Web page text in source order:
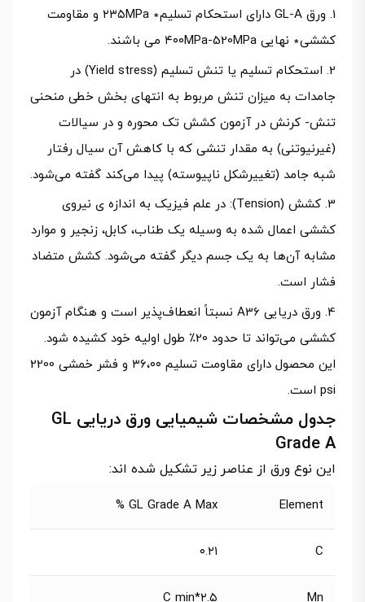
ورق GL-A دارای استحکام تسلیم∗ ۲۳۵MPa و مقاومت
کششی∗ نهایی ۴۰۰MPa-520MPa می باشند.
استحکام تسلیم یا تنش تسلیم (Yield stress) در
جامدات به میزان تنش مربوط به انتهای بخش خطی منحنی
تنش- کرنش در آزمون کشش تک ‌محوره و در سیالات
(غیرنیوتنی) به مقدار تنشی که با کاهش آن سیال رفتار
شبه جامد (تغییرشکل ناپیوسته) پیدا می‌کند گفته می‌شود.
کشش (Tension): در علم فیزیک به اندازه ی نیروی
کششی اعمال شده به وسیله یک طناب، کابل، زنجیر و موارد
مشابه آن‌ها به یک جسم دیگر گفته می‌شود. کشش متضاد
فشار است.
ورق دریایی A36 نسبتاً انعطاف‌پذیر است و هنگام آزمون
کششی می‌تواند تا حدود 20٪ طول اولیه خود کشیده شود.
این محصول دارای مقاومت تسلیم ۳۶،۰۰ و فشر خمشی 2200
psi است.
جدول مشخصات شیمیایی ورق دریایی GL
Grade A
این نوع ورق از عناصر زیر تشکیل شده اند:
Element
GL Grade A Max %
C ۰.۲۱
Mn ۲.۵*C min